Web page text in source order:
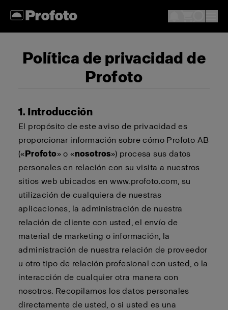
Política de privacidad de
Profoto
1. Introducción
El propósito de este aviso de privacidad es
proporcionar información sobre cómo Profoto AB
(«Profoto» o «nosotros») procesa sus datos
personales en relación con su visita a nuestros
sitios web ubicados en www.profoto.com, su
utilización de cualquiera de nuestras
aplicaciones, la administración de nuestra
relación de cliente con usted, el envío de
material de marketing o información, la
administración de nuestra relación de proveedor
u otro tipo de relación profesional con usted, o la
interacción de cualquier otra manera con
nosotros. Recopilamos los datos personales
directamente de usted, o si usted es una